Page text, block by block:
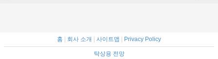
홈 회사 소개 사이트맵 Privacy Policy
탁상용 전망